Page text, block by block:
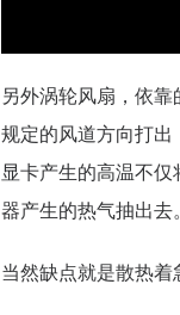
另外涡轮风扇，依
规定的风道方向打出
显卡产生的高温不
器产生的热气抽出去
当然缺点就是散热着